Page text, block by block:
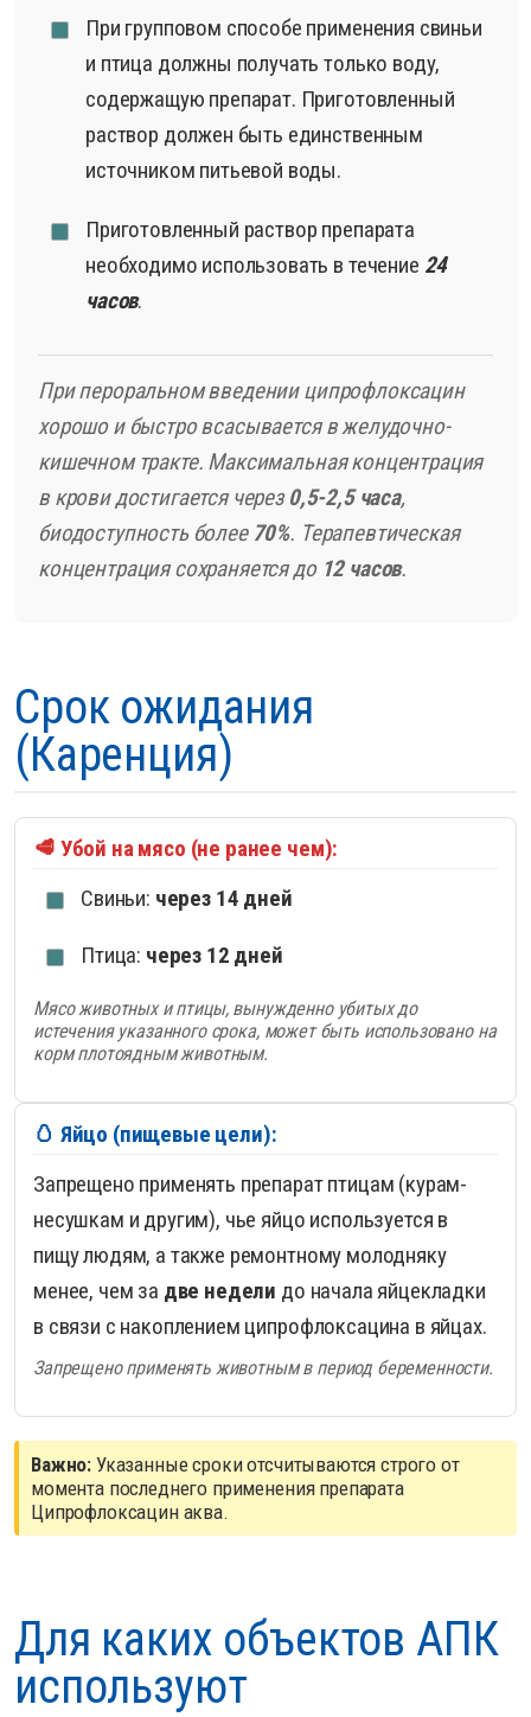
При групповом способе применения свиньи
и птица должны получать только воду,
содержащую препарат. Приготовленный
раствор должен быть единственным
источником питьевой воды.
Приготовленный раствор препарата
необходимо использовать в течение 24
часов.
При пероральном введении ципрофлоксацин
хорошо и быстро всасывается в желудочно-
кишечном тракте. Максимальная концентрация
в крови достигается через0,5-2,5 часа,
биодоступность более 70%. Терапевтическая
концентрация сохраняется до 12 часов.
Срок ожидания
(Каренция)
🥩 Убой на мясо (не ранее чем):
Свиньи: через 14 дней
Птица: через 12 дней
Мясо животных и птицы, вынужденно убитых до
истечения указанного срока, может быть использовано на
корм плотоядным животным.
🥚 Яйцо (пищевые цели):
Запрещено применять препарат птицам (курам-
несушкам и другим), чье яйцо используется в
пищу людям, а также ремонтному молодняку
менее, чем за две недели до начала яйцекладки
в связи с накоплением ципрофлоксацина в яйцах.
Запрещено применять животным в период беременности.
Важно: Указанные сроки отсчитываются строго от
момента последнего применения препарата
Ципрофлоксацин аква.
Для каких объектов АПК
используют